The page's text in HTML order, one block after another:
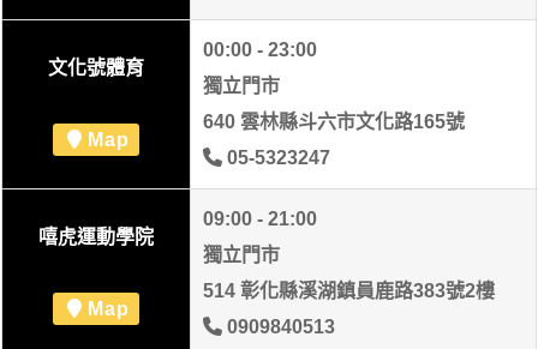
文化號體育
Map
00:00 - 23:00
獨立門市
640 雲林縣斗六市文化路165號
05-5323247
嘻虎運動學院
Map
09:00 - 21:00
獨立門市
514 彰化縣溪湖鎮員鹿路383號2樓
0909840513